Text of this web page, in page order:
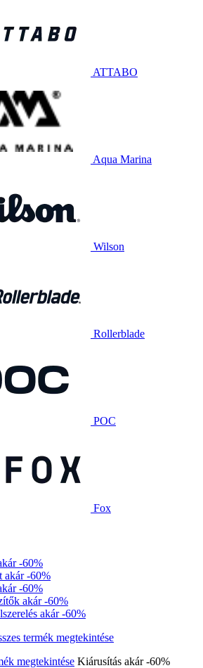
ATTABO
Aqua Marina
Wilson
Rollerblade
POC
Fox
-60%
akár -60%
-60%
akár -60%
akár -60%
megtekintése Kiárusítás akár -60%